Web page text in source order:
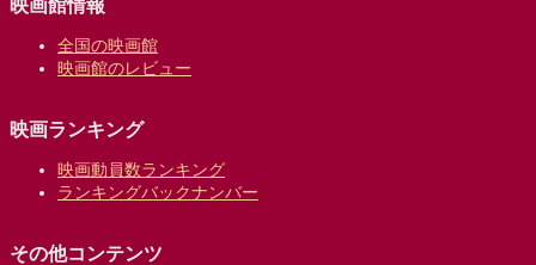
全国の映画館
映画館のレビュー
映画ランキング
映画動員数ランキング
ランキングバックナンバー
その他コンテンツ